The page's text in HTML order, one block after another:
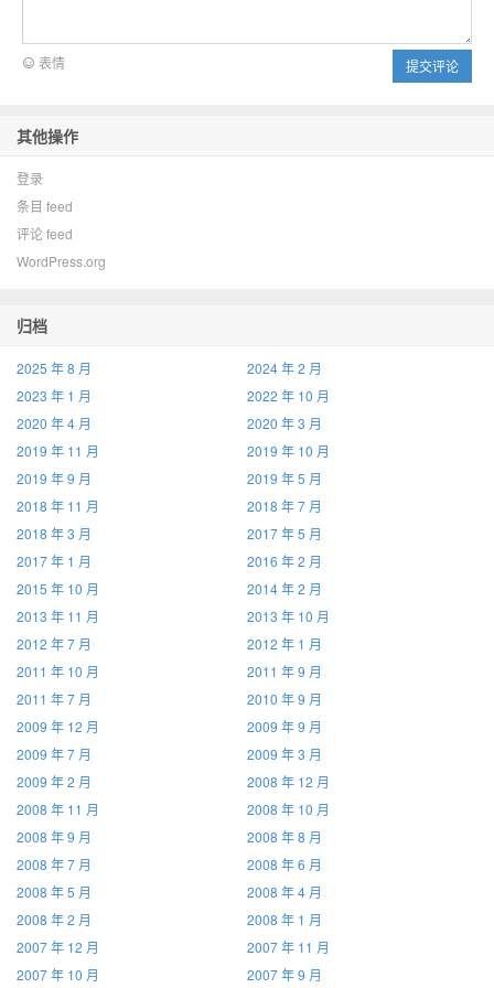
提交评论
表情
其他操作
登录
条目 feed
评论 feed
WordPress.org
归档
2025 年 8 月
2024 年 2 月
2023 年 1 月
2022 年 10 月
2020 年 4 月
2020 年 3 月
2019 年 11 月
2019 年 10 月
2019 年 9 月
2019 年 5 月
2018 年 11 月
2018 年 7 月
2018 年 3 月
2017 年 5 月
2017 年 1 月
2016 年 2 月
2015 年 10 月
2014 年 2 月
2013 年 11 月
2013 年 10 月
2012 年 7 月
2012 年 1 月
2011 年 10 月
2011 年 9 月
2011 年 7 月
2010 年 9 月
2009 年 12 月
2009 年 9 月
2009 年 7 月
2009 年 3 月
2009 年 2 月
2008 年 12 月
2008 年 11 月
2008 年 10 月
2008 年 9 月
2008 年 8 月
2008 年 7 月
2008 年 6 月
2008 年 5 月
2008 年 4 月
2008 年 2 月
2008 年 1 月
2007 年 12 月
2007 年 11 月
2007 年 10 月
2007 年 9 月